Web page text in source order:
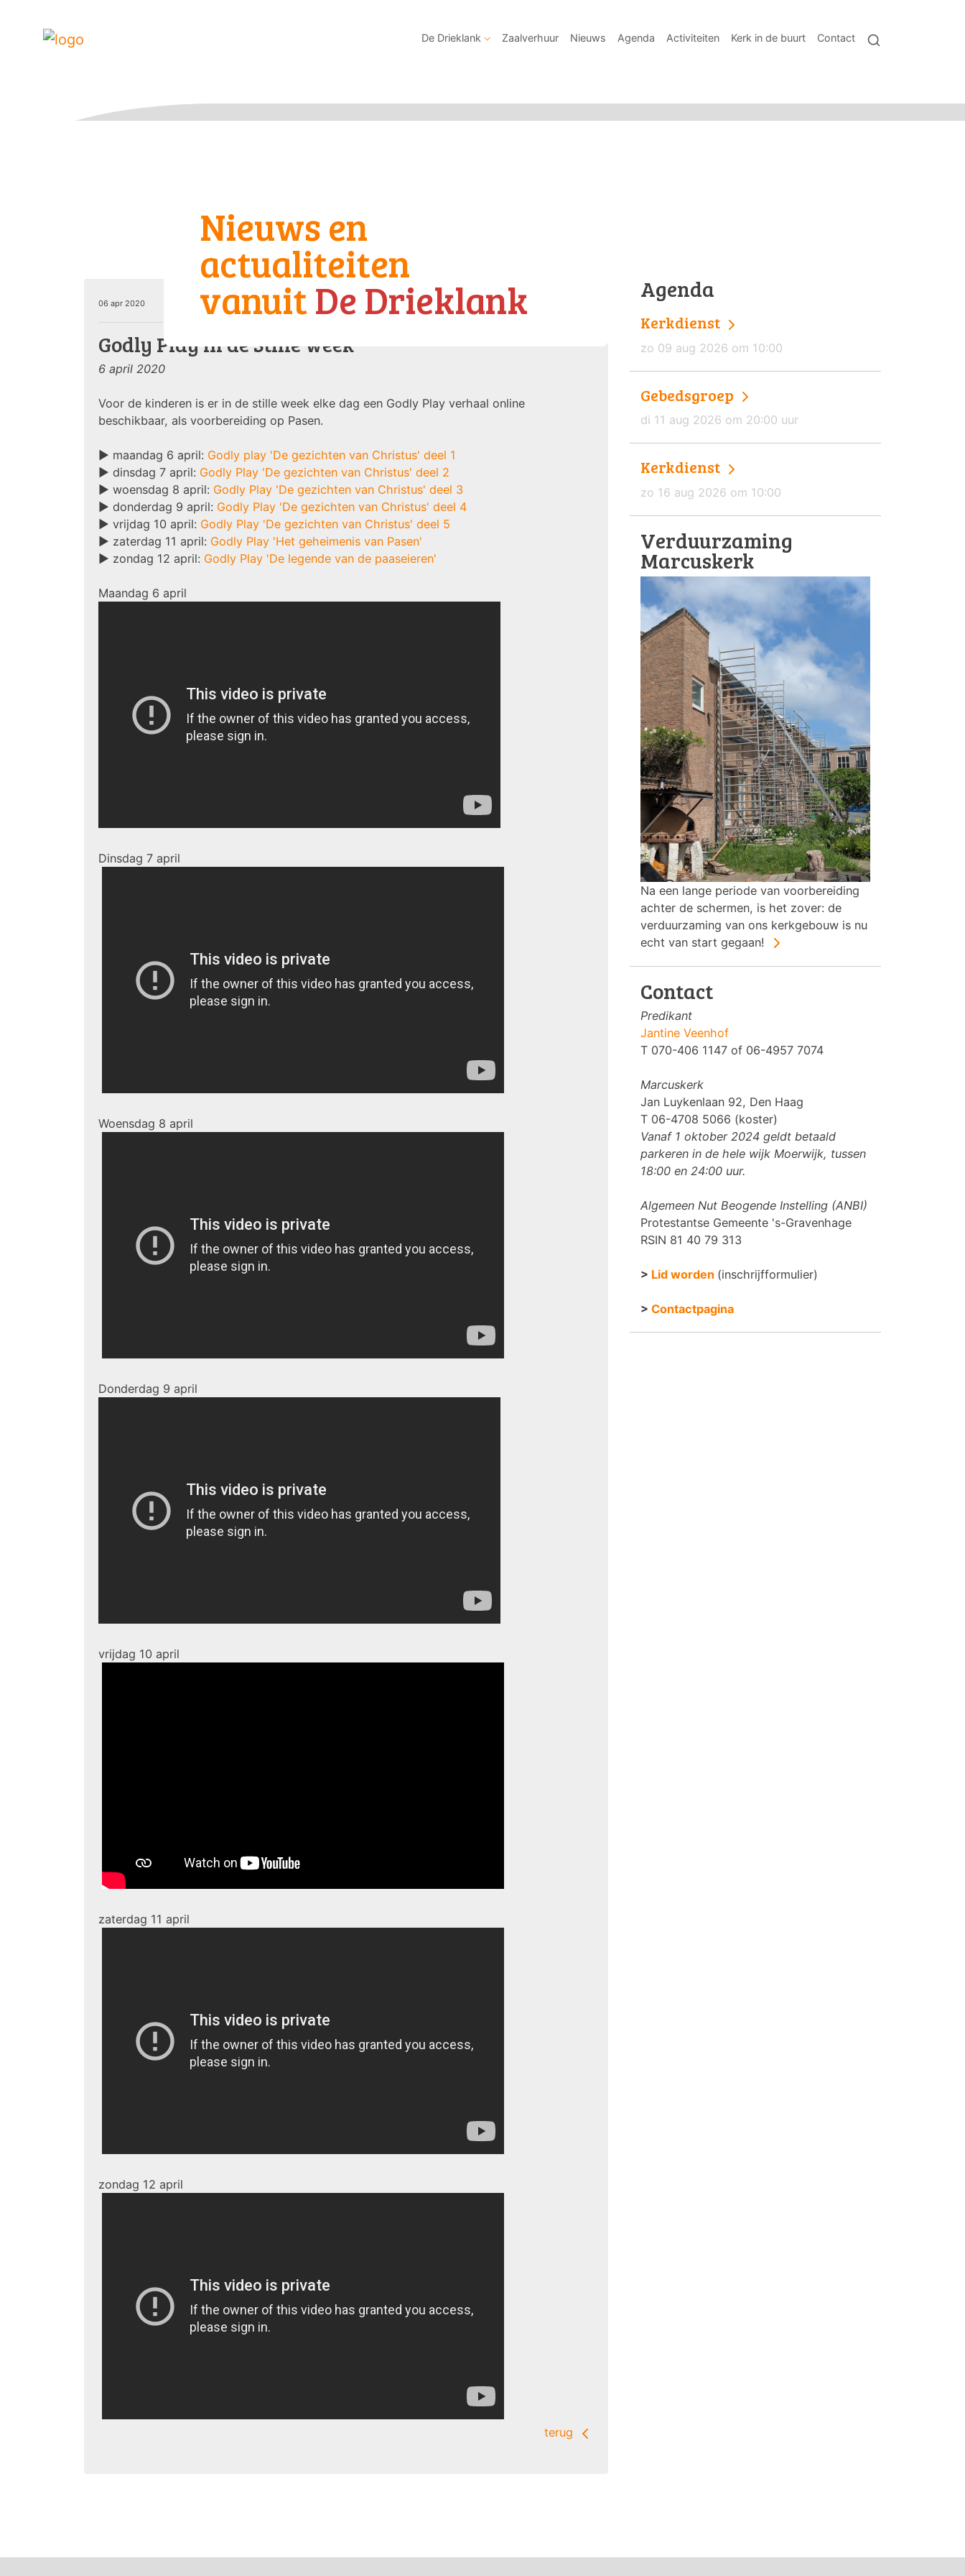
De Drieklank Zaalverhuur Nieuws Agenda Activiteiten Kerk in de buurt Contact
Nieuws en
actualiteiten
vanuitDe Drieklank
06 apr 2020
Godly Play in de Stille week
6 april 2020
Voor de kinderen is er in de stille week elke dag een Godly Play verhaal online
beschikbaar, als voorbereiding op Pasen.
► maandag 6 april: Godly play 'De gezichten van Christus' deel 1
► dinsdag 7 april: Godly Play 'De gezichten van Christus' deel 2
► woensdag 8 april: Godly Play 'De gezichten van Christus' deel 3
► donderdag 9 april: Godly Play 'De gezichten van Christus' deel 4
► vrijdag 10 april: Godly Play 'De gezichten van Christus' deel 5
► zaterdag 11 april: Godly Play 'Het geheimenis van Pasen'
► zondag 12 april: Godly Play 'De legende van de paaseieren'
Maandag 6 april
Dinsdag 7 april
Woensdag 8 april
Donderdag 9 april
vrijdag 10 april
zaterdag 11 april
zondag 12 april
terug
Agenda
Kerkdienst
zo 09 aug 2026 om 10:00
Gebedsgroep
di 11 aug 2026 om 20:00 uur
Kerkdienst
zo 16 aug 2026 om 10:00
Verduurzaming
Marcuskerk
Na een lange periode van voorbereiding
achter de schermen, is het zover: de
verduurzaming van ons kerkgebouw is nu
echt van start gegaan!
Contact
Predikant
Jantine Veenhof
T 070-406 1147 of 06-4957 7074
Marcuskerk
Jan Luykenlaan 92, Den Haag
T 06-4708 5066 (koster)
Vanaf 1 oktober 2024 geldt betaald
parkeren in de hele wijk Moerwijk, tussen
18:00 en 24:00 uur.
Algemeen Nut Beogende Instelling (ANBI)
Protestantse Gemeente 's-Gravenhage
RSIN 81 40 79 313
> Lid worden (inschrijfformulier)
> Contactpagina